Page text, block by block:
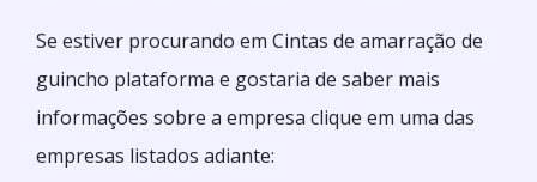
Se estiver procurando em Cintas de amarração de
guincho plataforma e gostaria de saber mais
informações sobre a empresa clique em uma das
empresas listados adiante: